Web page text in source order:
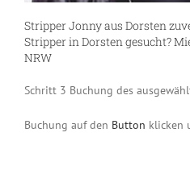
Stripper Jonny aus Dorsten
Stripper in Dorsten gesucht?
NRW
Schritt 3 Buchung des
Buchung auf den Button klicken